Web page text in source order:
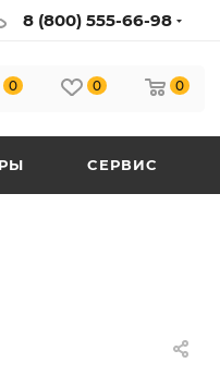
8 (800) 555-66-98
0 0 0
СЕРВИС